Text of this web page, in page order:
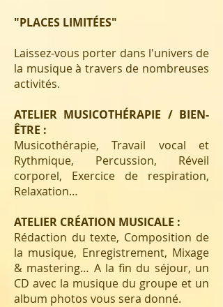
"PLACES LIMITÉES"
Laissez-vous porter dans l'univers de
la musique à travers de nombreuses
activités.
ATELIER MUSICOTHÉRAPIE / BIEN-
ÊTRE :
Musicothérapie, Travail vocal et
Rythmique, Percussion, Réveil
corporel, Exercice de respiration,
Relaxation…
ATELIER CRÉATION MUSICALE :
Rédaction du texte, Composition de
la musique, Enregistrement, Mixage
& mastering… A la fin du séjour, un
CD avec la musique du groupe et un
album photos vous sera donné.